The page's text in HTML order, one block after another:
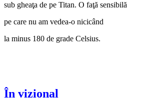
sub gheaţa de pe Titan. O faţă sensibilă
pe care nu am vedea‑o nicicând
la minus 180 de grade Celsius.
În vizional